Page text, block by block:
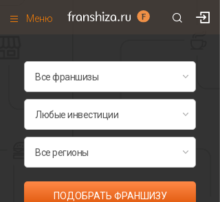
Меню
Франшизы по категориям
ПОДОБРАТЬ ФРАНШИЗУ